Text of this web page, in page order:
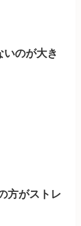
いのが大き
方がストレ